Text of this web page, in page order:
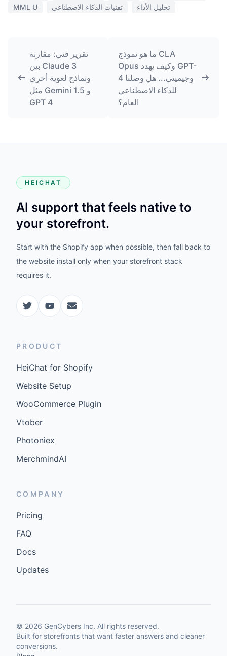
MML U
تقنيات الذكاء الاصطناعي تحليل الأداء
تقرير فني: مقارنة
بين Claude 3
ونماذج لغوية أخرى
مثل Gemini 1.5 و
GPT 4
ما هو نموذج CLA
Opus وكيف يهدد GPT-
4 وجيميني... هل وصلنا
للذكاء الاصطناعي
العام؟
HEICHAT
AI support that feels native to
your storefront.
Start with the Shopify app when possible, then fall back to
the website install only when your storefront stack
requires it.
PRODUCT
HeiChat for Shopify
Website Setup
WooCommerce Plugin
Vtober
Photoniex
MerchmindAI
COMPANY
Pricing
FAQ
Docs
Updates
© 2026 GenCybers Inc. All rights reserved.
Built for storefronts that want faster answers and cleaner
conversions.